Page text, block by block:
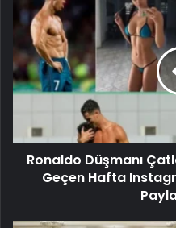
Ronaldo Düşmanı
Geçen Hafta